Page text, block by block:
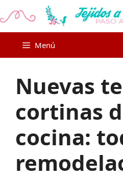
al
Menú
Nuevas
cortinas
cocina: